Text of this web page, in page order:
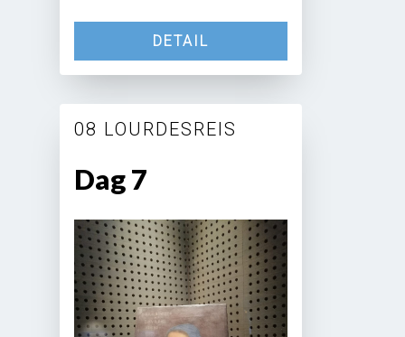
DETAIL
08 LOURDESREIS
Dag 7